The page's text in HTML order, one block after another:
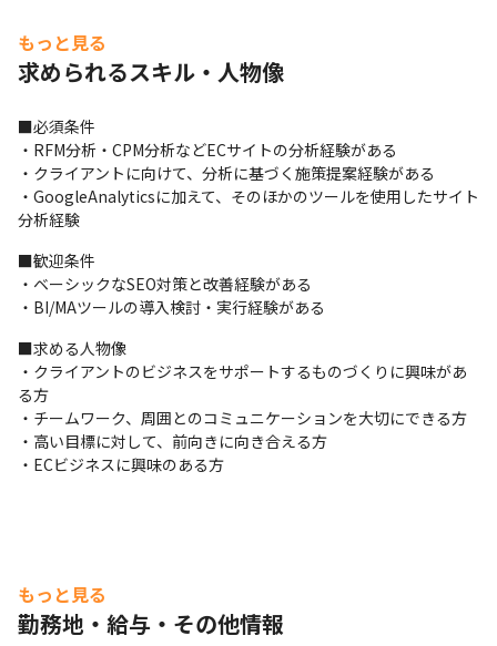
もっと見る
求められるスキル・人物像
■必須条件
・RFM分析・CPM分析などECサイトの分析経験がある
・クライアントに向けて、分析に基づく施策提案経験がある
・GoogleAnalyticsに加えて、そのほかのツールを使用したサイト
分析経験
■歓迎条件
・ベーシックなSEO対策と改善経験がある
・BI/MAツールの導入検討・実行経験がある
■求める人物像
・クライアントのビジネスをサポートするものづくりに興味があ
る方
・チームワーク、周囲とのコミュニケーションを大切にできる方
・高い目標に対して、前向きに向き合える方
・ECビジネスに興味のある方
もっと見る
勤務地・給与・その他情報